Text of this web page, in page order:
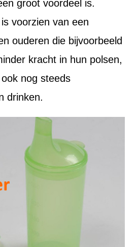
groot voordeel is.
voorzien van een
ouderen die bijvoorbeeld
kracht in hun polsen,
nog steeds
drinken.